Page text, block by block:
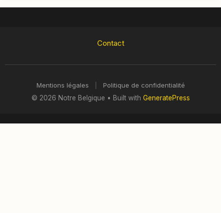
Contact
Mentions légales
Politique de confidentialité
© 2026 Notre Belgique • Built with GeneratePress